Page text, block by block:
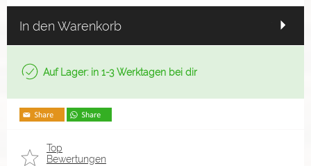
In den Warenkorb
Auf Lager: in 1-3 Werktagen bei dir
Top
Bewertungen